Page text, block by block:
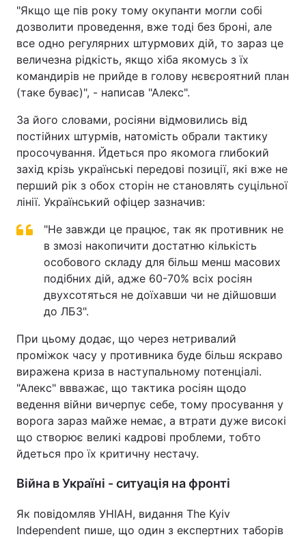
"Якщо ще пів року тому окупанти могли собі
дозволити проведення, вже тоді без броні, але
все одно регулярних штурмових дій, то зараз це
величезна рідкість, якщо хіба якомусь з їх
командирів не прийде в голову нєвєроятний план
(таке буває)", - написав "Алекс".
За його словами, росіяни відмовились від
постійних штурмів, натомість обрали тактику
просочування. Йдеться про якомога глибокий
захід крізь українські передові позиції, які вже не
перший рік з обох сторін не становлять суцільної
лінії. Український офіцер зазначив:
"Не завжди це працює, так як противник не
в змозі накопичити достатню кількість
особового складу для більш менш масових
подібних дій, адже 60-70% всіх росіян
двухсотяться не доїхавши чи не дійшовши
до ЛБЗ".
При цьому додає, що через нетривалий
проміжок часу у противника буде більш яскраво
виражена криза в наступальному потенціалі.
"Алекс" ввважає, що тактика росіян щодо
ведення війни вичерпує себе, тому просування у
ворога зараз майже немає, а втрати дуже високі
що створює великі кадрові проблеми, тобто
йдеться про їх критичну нестачу.
Війна в Україні - ситуація на фронті
Як повідомляв УНІАН, видання The Kyiv
Independent пише, що один з експертних таборів